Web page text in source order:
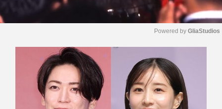
e
Powered by GliaStudios